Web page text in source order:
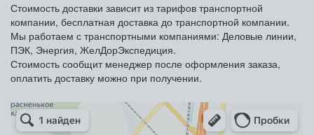
Стоимость доставки зависит из тарифов транспортной
компании, бесплатная доставка до транспортной компании.
Мы работаем с транспортными компаниями: Деловые линии,
ПЭК, Энергия, ЖелДорЭкспедиция.
Стоимость сообщит менеджер после оформления заказа,
оплатить доставку можно при получении.
Арметкон
Металлическая мебель в Санкт‑Петербурге
Торговое оборудование в Санкт‑Петербурге